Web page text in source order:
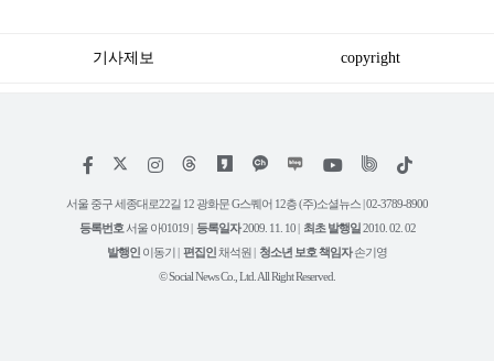
기사제보 copyright
페
스
인
타
램
위
트
유
튜
틱
서울 중구 세종대로22길 12 광화문 G스퀘어 12층 (주)소셜뉴스 | 02-3789-8900
등록번호 서울 아01019 | 등록일자2009. 11. 10 | 최초 발행일2010. 02. 02
발행인 이동기 | 편집인채석원 | 청소년 보호 책임자손기영
© Social News Co., Ltd. All Right Reserved.